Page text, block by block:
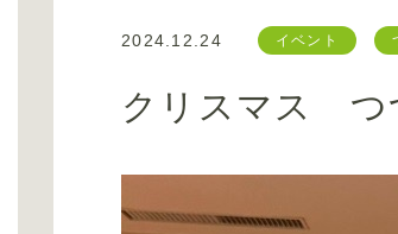
2024.12.24 イベント
クリスマス つ